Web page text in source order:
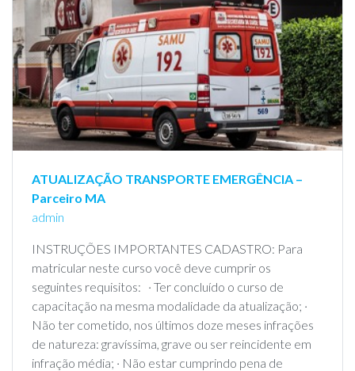
ATUALIZAÇÃO TRANSPORTE EMERGÊNCIA –
Parceiro MA
admin
INSTRUÇÕES IMPORTANTES CADASTRO: Para
matricular neste curso você deve cumprir os
seguintes requisitos: · Ter concluído o curso de
capacitação na mesma modalidade da atualização; ·
Não ter cometido, nos últimos doze meses infrações
de natureza: gravíssima, grave ou ser reincidente em
infração média; · Não estar cumprindo pena de